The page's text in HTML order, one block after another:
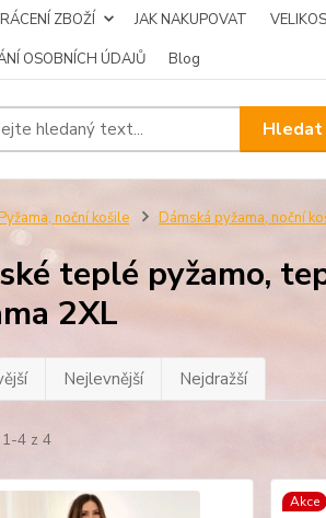
ZBOŽÍ JAK NAKUPOVAT
OSOBNÍCH ÚDAJŮ Blog
Hledat
noční košile Dámská pyžama, noční
teplé pyžamo,
2XL
Nejlevnější Nejdražší
4 z 4
Akce